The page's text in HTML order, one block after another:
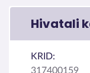
Hivatali
KRID:
317400159